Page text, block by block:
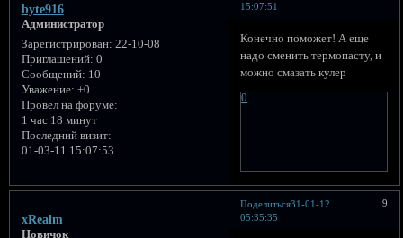
15:07:51
byte916
Администратор
Зарегистрирован: 22-10-08
Приглашений: 0
Сообщений: 10
Уважение: +0
Провел на форуме:
1 час 18 минут
Последний визит:
01-03-11 15:07:53
Конечно поможет! А еще
надо сменить термопасту, и
можно смазать кулер
0
Поделиться 9
31-01-12
05:35:35
xRealm
Новичок